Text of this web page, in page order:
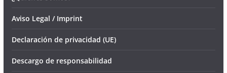
Aviso Legal / Imprint
Declaración de privacidad (UE)
Descargo de responsabilidad